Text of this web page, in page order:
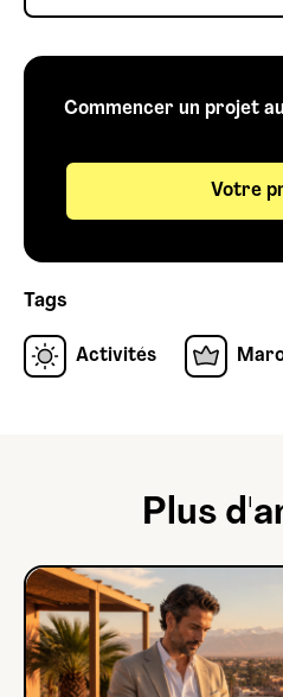
Commencer un projet
Votre
Tags
Activités
Plus